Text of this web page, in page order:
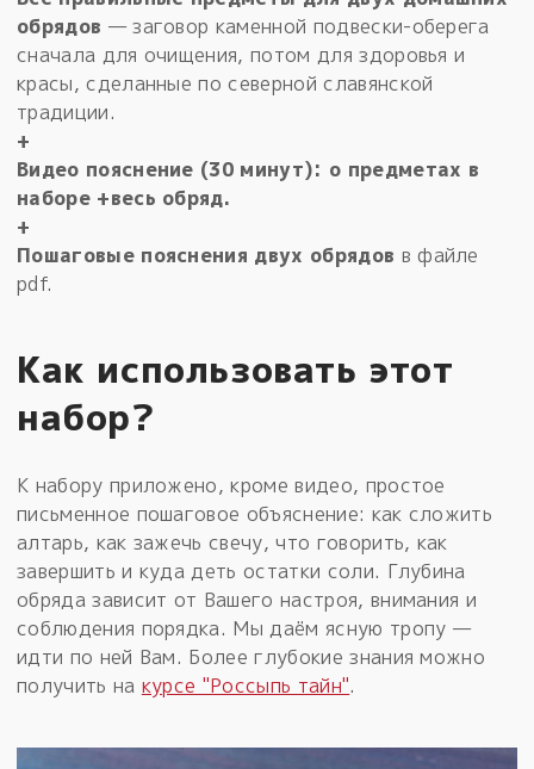
обрядов — заговор каменной подвески-оберега
сначала для очищения, потом для здоровья и
красы, сделанные по северной славянской
традиции.
+
Видео пояснение (30 минут): о предметах в
наборе +весь обряд.
+
Пошаговые пояснения двух обрядов в файле
pdf.
Как использовать этот
набор?
К набору приложено, кроме видео, простое
письменное пошаговое объяснение: как сложить
алтарь, как зажечь свечу, что говорить, как
завершить и куда деть остатки соли. Глубина
обряда зависит от Вашего настроя, внимания и
соблюдения порядка. Мы даём ясную тропу —
идти по ней Вам. Более глубокие знания можно
получить на курсе "Россыпь тайн".